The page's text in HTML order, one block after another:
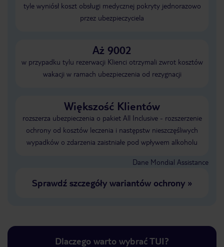
tyle wyniósł koszt obsługi medycznej pokryty jednorazowo
przez ubezpieczyciela
Aż 9002
w przypadku tylu rezerwacji Klienci otrzymali zwrot kosztów
wakacji w ramach ubezpieczenia od rezygnacji
Większość Klientów
rozszerza ubezpieczenia o pakiet All Inclusive - rozszerzenie
ochrony od kosztów leczenia i następstw nieszczęśliwych
wypadków o zdarzenia zaistniałe pod wpływem alkoholu
Dane Mondial Assistance
Sprawdź szczegóły wariantów ochrony»
Dlaczego warto wybrać TUI?